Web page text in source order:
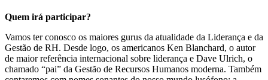
Quem irá participar?
Vamos ter conosco os maiores gurus da atualidade da Liderança e da
Gestão de RH. Desde logo, os americanos Ken Blanchard, o autor
de maior referência internacional sobre liderança e Dave Ulrich, o
chamado “pai” da Gestão de Recursos Humanos moderna. Também